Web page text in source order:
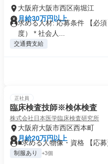
大阪府大阪市西区南堀江
月給30万円以上
求める人材: 応募条件 【必
度） * 社会人...
交通費支給
正社員
臨床検査技師※検体検査
株式会社日本医学臨床検査研究所
大阪府大阪市西区西本町
月給20万円以上
■求める人物像・資格 【応
制服あり +3個